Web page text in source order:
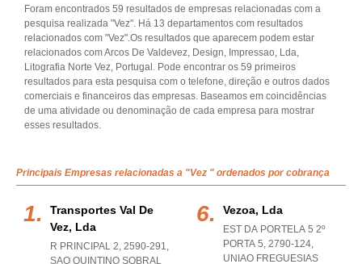
Foram encontrados 59 resultados de empresas relacionadas com a
pesquisa realizada "Vez". Há 13 departamentos com resultados
relacionados com "Vez".Os resultados que aparecem podem estar
relacionados com Arcos De Valdevez, Design, Impressao, Lda,
Litografia Norte Vez, Portugal. Pode encontrar os 59 primeiros
resultados para esta pesquisa com o telefone, direção e outros dados
comerciais e financeiros das empresas. Baseamos em coincidências
de uma atividade ou denominação de cada empresa para mostrar
esses resultados.
Principais Empresas relacionadas a "Vez " ordenados por cobrança
Transportes Val De
Vez, Lda
R PRINCIPAL 2, 2590-291,
SAO QUINTINO SOBRAL
Vezoa, Lda
EST DA PORTELA 5 2º
PORTA 5, 2790-124,
UNIAO FREGUESIAS